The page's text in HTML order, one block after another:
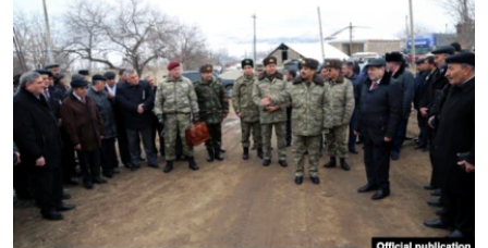
ՊԱՏԵՐԱԶՄԻ 6 ՇԱԲԱԹՆԵՐԸ
ՏԱՐԱԾԱՇՐՋԱՆ
ՄԻՋԱԶԳԱՅԻՆ
ՄՇԱԿՈՒՅԹ
ՍՊՈՐՏ
ՄԵԿՆԱԲԱՆՈՒԹՅՈՒՆ